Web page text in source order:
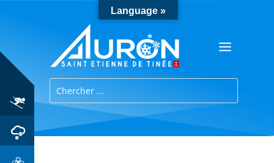
Language »